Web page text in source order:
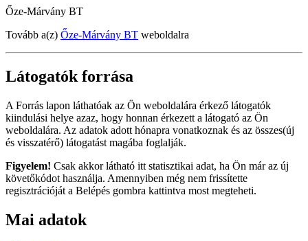
Őze-Márvány BT
Tovább a(z) Őze-Márvány BT weboldalra
Látogatók forrása
A Forrás lapon láthatóak az Ön weboldalára érkező látogatók
kiindulási helye azaz, hogy honnan érkezett a látogató az Ön
weboldalára. Az adatok adott hónapra vonatkoznak és az összes(új
és visszatérő) látogatást magába foglalják.
Figyelem! Csak akkor látható itt statisztikai adat, ha Ön már az új
követőkódot használja. Amennyiben még nem frissítette
regisztrációját a Belépés gombra kattintva most megteheti.
Mai adatok